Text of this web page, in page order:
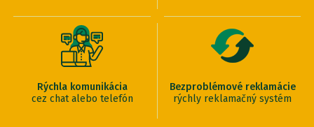
Rýchla komunikácia
cez chat alebo telefón
Bezproblémové reklamácie
rýchly reklamačný systém